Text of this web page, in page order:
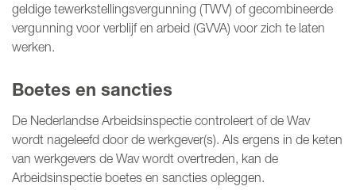
geldige tewerkstellingsvergunning (TWV) of gecombineerde
vergunning voor verblijf en arbeid (GVVA) voor zich te laten
werken.
Boetes en sancties
De Nederlandse Arbeidsinspectie controleert of de Wav
wordt nageleefd door de werkgever(s). Als ergens in de keten
van werkgevers de Wav wordt overtreden, kan de
Arbeidsinspectie boetes en sancties opleggen.